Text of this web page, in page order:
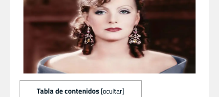
Tabla de contenidos [ocultar]